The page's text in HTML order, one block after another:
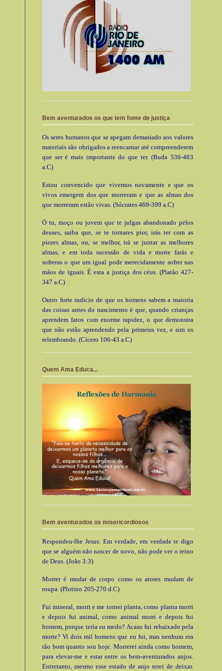
Bem aventurados os que tem fome de justiça
Os seres humanos que se apegam demasiado aos valores
materiais são obrigados a reencarnar até compreenderem
que ser é mais importante do que ter. (Buda 536-483
a.C)
Estou convencido que vivemos novamente e que os
vivos emergem dos que morreram e que as almas dos
que morreram estão vivas. (Sócrates 469-399 a.C)
Ó tu, moço ou jovem que te julgas abandonado pelos
deuses, saiba que, se te tornares pior, irás ter com as
piores almas, ou, se melhor, irá se juntar as melhores
almas, e em toda sucessão de vida e morte farás e
sofreras o que um igual pode merecidamente sofrer nas
mãos de iguais. É esta a justiça dos céus. (Platão 427-
347 a.C)
Outro forte indício de que os homens sabem a maioria
das coisas antes do nascimento é que, quando crianças
aprendem fatos com enorme rapidez, o que demonstra
que não estão aprendendo pela primeira vez, e sim os
relembrando. (Cícero 106-43 a.C)
Quem Ama Educa...
Bem aventurados os misericordiosos
Respondeu-lhe Jesus: Em verdade, em verdade te digo
que se alguém não nascer de novo, não pode ver o reino
de Deus. (João 3:3)
Morrer é mudar de corpo como os atores mudam de
roupa. (Plotino 205-270 d.C)
Fui mineral, morri e me tornei planta, como planta morri
e depois fui animal, como animal morri e depois fui
homem, porque teria eu medo? Acaso fui rebaixado pela
morte? Vi dois mil homens que eu fui, mas nenhum era
tão bom quanto sou hoje. Morrerei ainda como homem,
para elevar-me e estar entre os bem-aventurados anjos.
Entretanto, mesmo esse estado de anjo terei de deixar.